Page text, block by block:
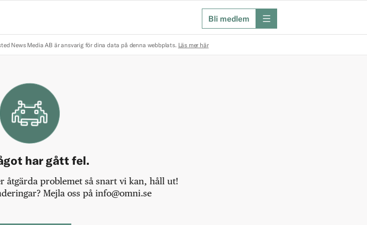
Bli medlem meny
News Media AB är ansvarig för dina data på denna webbplats. Läs mer här
har gått fel.
åtgärda problemet så snart vi kan, håll ut!
Mejla oss på info@omni.se